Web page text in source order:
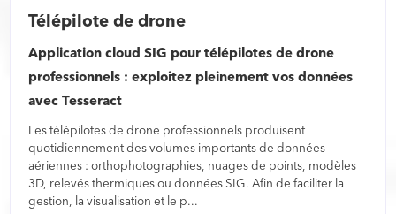
Télépilote de drone
Application cloud SIG pour télépilotes de drone
professionnels : exploitez pleinement vos données
avec Tesseract
Les télépilotes de drone professionnels produisent
quotidiennement des volumes importants de données
aériennes : orthophotographies, nuages de points, modèles
3D, relevés thermiques ou données SIG. Afin de faciliter la
gestion, la visualisation et le p...